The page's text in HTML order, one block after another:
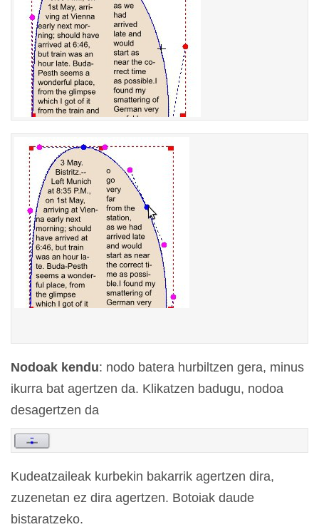
Nodoak kendu: nodo batera hurbiltzen gera, minus
ikurra bat agertzen da. Klikatzen badugu, nodoa
desagertzen da
Kudeatzaileak kurbekin bakarrik agertzen dira,
zuzenetan ez dira agertzen. Botoiak daude
bistaratzeko.